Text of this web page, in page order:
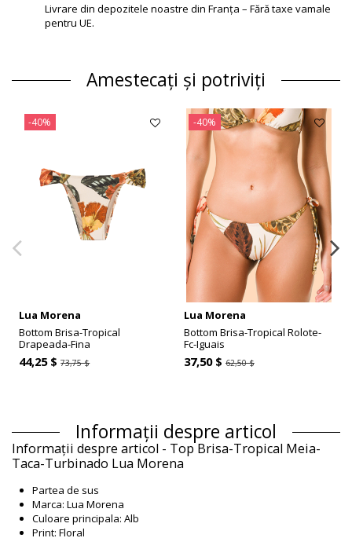
Livrare din depozitele noastre din Franța – Fără taxe vamale
pentru UE.
Amestecați și potriviți
-40%
Lua Morena
Bottom Brisa-Tropical
Drapeada-Fina
44,25 $73,75 $
-40%
Lua Morena
Bottom Brisa-Tropical Rolote-
Fc-Iguais
37,50 $ 62,50 $
Informații despre articol
Informații despre articol - Top Brisa-Tropical Meia-
Taca-Turbinado Lua Morena
Partea de sus
Marca: Lua Morena
Culoare principala: Alb
Print: Floral